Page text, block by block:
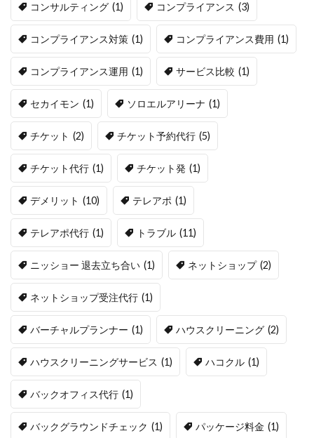
コンサルティング (1) コンプライアンス (3)
コンプライアンス対策 (1) コンプライアンス費用 (1)
コンプライアンス運用 (1) サービス比較 (1)
セカイモン (1) ソロエルアリーナ (1)
チケット (2) チケット予約代行 (5)
チケット代行 (1) チケット発 (1)
デメリット (10) テレアポ (1)
テレアポ代行 (1) トラブル (11)
ニッショー 退去立ち合い (1) ネットショップ (2)
ネットショップ受注代行 (1)
バーチャルプランナー (1) ハウスクリーニング (2)
ハウスクリーニングサービス (1) ハコクル (1)
バックオフィス代行 (1)
バックグラウンドチェック (1) パッケージ料金 (1)